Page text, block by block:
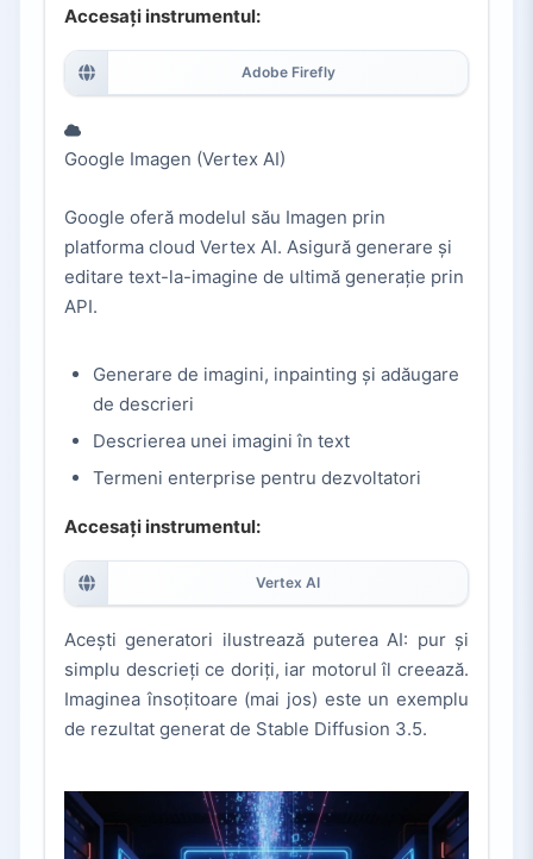
Accesați instrumentul:
Adobe Firefly
Google Imagen (Vertex AI)
Google oferă modelul său Imagen prin
platforma cloud Vertex AI. Asigură generare și
editare text-la-imagine de ultimă generație prin
API.
Generare de imagini, inpainting și adăugare
de descrieri
Descrierea unei imagini în text
Termeni enterprise pentru dezvoltatori
Accesați instrumentul:
Vertex AI
Acești generatori ilustrează puterea AI: pur și
simplu descrieți ce doriți, iar motorul îl creează.
Imaginea însoțitoare (mai jos) este un exemplu
de rezultat generat de Stable Diffusion 3.5.